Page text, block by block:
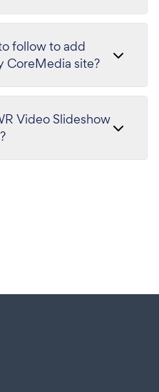
follow to add
CoreMedia site?
Video Slideshow